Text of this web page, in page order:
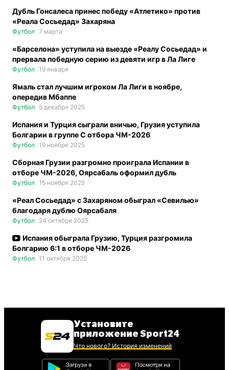
Дубль Гонсалеса принес победу «Атлетико» против
«Реала Сосьедад» Захаряна
Футбол 7 марта
«Барселона» уступила на выезде «Реалу Сосьедад» и
прервала победную серию из девяти игр в Ла Лиге
Футбол 19 января
Ямаль стал лучшим игроком Ла Лиги в ноябре,
опередив Мбаппе
Футбол 5 декабря 2025
Испания и Турция сыграли вничью, Грузия уступила
Болгарии в группе С отбора ЧМ-2026
Футбол 19 ноября 2025
Сборная Грузии разгромно проиграла Испании в
отборе ЧМ-2026, Оярсабаль оформил дубль
Футбол 15 ноября 2025
«Реал Сосьедад» с Захаряном обыграл «Севилью»
благодаря дублю Оярсабаля
Футбол 24 октября 2025
Испания обыграла Грузию, Турция разгромила
Болгарию 6:1 в отборе ЧМ-2026
Футбол 11 октября 2025
Установите
приложение Sport24
Что нового? История изменений